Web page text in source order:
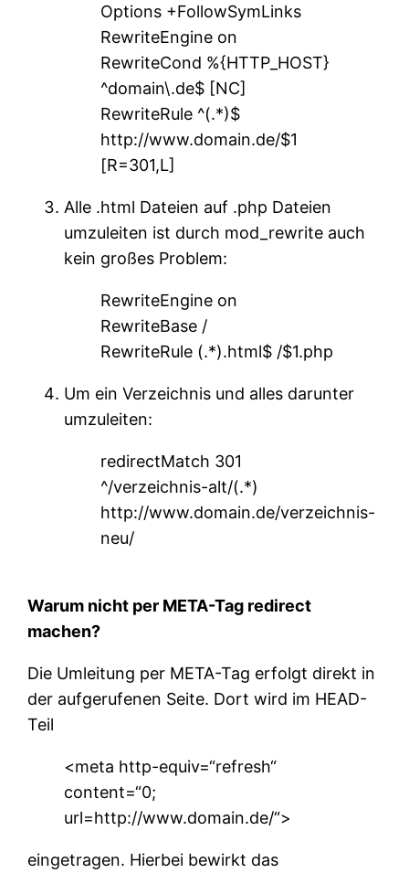
Options +FollowSymLinks
RewriteEngine on
RewriteCond %{HTTP_HOST}
^domain\.de$ [NC]
RewriteRule ^(.*)$
http://www.domain.de/$1
[R=301,L]
Alle .html Dateien auf .php Dateien
umzuleiten ist durch mod_rewrite auch
kein großes Problem:
RewriteEngine on
RewriteBase /
RewriteRule (.*).html$ /$1.php
Um ein Verzeichnis und alles darunter
umzuleiten:
redirectMatch 301
^/verzeichnis-alt/(.*)
http://www.domain.de/verzeichnis-
neu/
Warum nicht per META-Tag redirect
machen?
Die Umleitung per META-Tag erfolgt direkt in
der aufgerufenen Seite. Dort wird im HEAD-
Teil
<meta http-equiv=“refresh“
content=“0;
url=http://www.domain.de/“>
eingetragen. Hierbei bewirkt das